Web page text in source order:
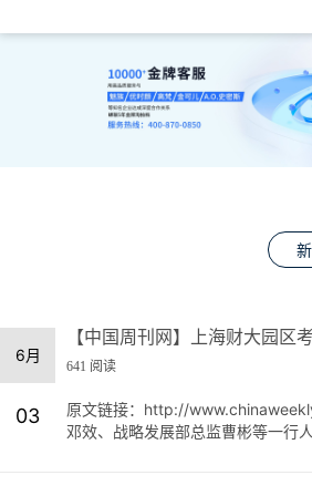
6月
03
【中国周刊网】上海财大园区
641 阅读
原文链接：http://
邓效、战略发展部总监曹彬等一行